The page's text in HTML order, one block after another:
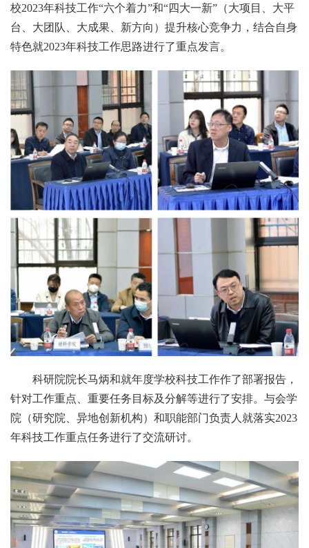
校2023年科技工作“六个着力”和“四大一新”（大项目、大平
台、大团队、大成果、新方向）提升核心竞争力，结合自身
特色就2023年科技工作思路进行了重点发言。
科研院院长马炳和就年度学校科技工作作了部署报告，
针对工作重点、重要任务目标及分解等进行了安排。与会学
院（研究院、异地创新机构）和职能部门负责人就落实2023
年科技工作重点任务进行了交流研讨。